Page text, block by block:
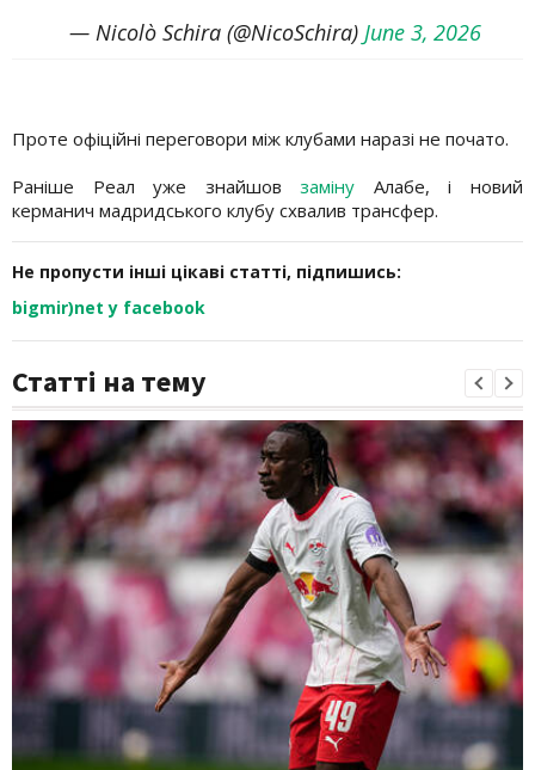
— Nicolò Schira (@NicoSchira) June 3, 2026
Проте офіційні переговори між клубами наразі не почато.
Раніше Реал уже знайшовзаміну Алабе, і новий
керманич мадридського клубу схвалив трансфер.
Не пропусти інші цікаві статті, підпишись:
bigmir)net у facebook
Статті на тему